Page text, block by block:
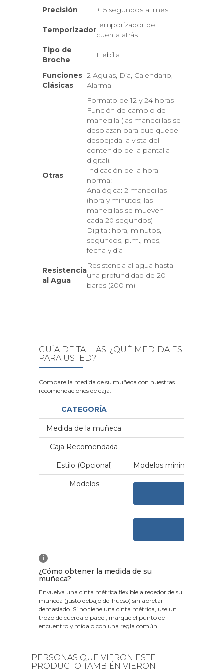
Precisión ±15 segundos al mes
Temporizador
Temporizador de
cuenta atrás
Tipo de
Broche
Hebilla
Funciones
Clásicas
2 Agujas, Día, Calendario,
Alarma
Otras
Formato de 12 y 24 horas
Función de cambio de
manecilla (las manecillas se
desplazan para que quede
despejada la vista del
contenido de la pantalla
digital).
Indicación de la hora
normal:
Analógica: 2 manecillas
(hora y minutos; las
manecillas se mueven
cada 20 segundos)
Digital: hora, minutos,
segundos, p.m., mes,
fecha y día
Resistencia
al Agua
Resistencia al agua hasta
una profundidad de 20
bares (200 m)
GUÍA DE TALLAS: ¿QUÉ MEDIDA ES
PARA USTED?
Compare la medida de su muñeca con nuestras
recomendaciones de caja.
CATEGORÍA
Medida de la muñeca
Caja Recomendada
Estilo (Opcional) Modelos minimalistas y
Modelos
i
¿Cómo obtener la medida de su
muñeca?
Envuelva una cinta métrica flexible alrededor de su
muñeca (justo debajo del hueso) sin apretar
demasiado. Si no tiene una cinta métrica, use un
trozo de cuerda o papel, marque el punto de
encuentro y mídalo con una regla común.
PERSONAS QUE VIERON ESTE
PRODUCTO TAMBIÉN VIERON